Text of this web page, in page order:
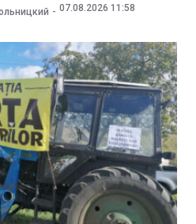
07.08.2026 11:58